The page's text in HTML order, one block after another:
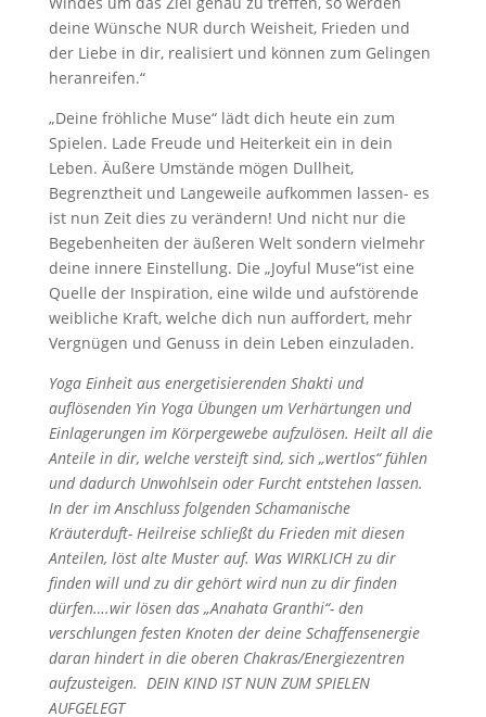
deine Wünsche NUR durch Weisheit, Frieden und
der Liebe in dir, realisiert und können zum Gelingen
heranreifen.“
„Deine fröhliche Muse“ lädt dich heute ein zum
Spielen. Lade Freude und Heiterkeit ein in dein
Leben. Äußere Umstände mögen Dullheit,
Begrenztheit und Langeweile aufkommen lassen- es
ist nun Zeit dies zu verändern! Und nicht nur die
Begebenheiten der äußeren Welt sondern vielmehr
deine innere Einstellung. Die „Joyful Muse“ist eine
Quelle der Inspiration, eine wilde und aufstörende
weibliche Kraft, welche dich nun auffordert, mehr
Vergnügen und Genuss in dein Leben einzuladen.
Yoga Einheit aus energetisierenden Shakti und
auflösenden Yin Yoga Übungen um Verhärtungen und
Einlagerungen im Körpergewebe aufzulösen. Heilt all die
Anteile in dir, welche versteift sind, sich „wertlos“ fühlen
und dadurch Unwohlsein oder Furcht entstehen lassen.
In der im Anschluss folgenden Schamanische
Kräuterduft- Heilreise schließt du Frieden mit diesen
Anteilen, löst alte Muster auf. Was WIRKLICH zu dir
finden will und zu dir gehört wird nun zu dir finden
dürfen….wir lösen das „Anahata Granthi“- den
verschlungen festen Knoten der deine Schaffensenergie
daran hindert in die oberen Chakras/Energiezentren
aufzusteigen. DEIN KIND IST NUN ZUM SPIELEN
AUFGELEGT